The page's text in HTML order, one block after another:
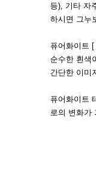
등), 기타 자
하시면 그누
퓨어화이트
순수한 흰색
간단한 이미
퓨어화이트
로의 변화가